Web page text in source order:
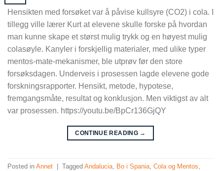
Hensikten med forsøket var å påvise kullsyre (CO2) i cola. I
tillegg ville lærer Kurt at elevene skulle forske på hvordan
man kunne skape et størst mulig trykk og en høyest mulig
colasøyle. Kanyler i forskjellig materialer, med ulike typer
mentos-mate-mekanismer, ble utprøv før den store
forsøksdagen. Underveis i prosessen lagde elevene gode
forskningsrapporter. Hensikt, metode, hypotese,
fremgangsmåte, resultat og konklusjon. Men viktigst av alt
var prosessen. https://youtu.be/BpCr136GjQY
CONTINUE READING →
Posted in Annet Tagged Andalucia, Bo i Spania, Cola og Mentos,